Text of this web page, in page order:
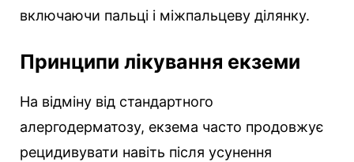
включаючи пальці і міжпальцеву ділянку.
Принципи лікування екземи
На відміну від стандартного
алергодерматозу, екзема часто продовжує
рецидивувати навіть після усунення